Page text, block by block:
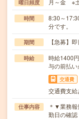
曜日頻度 月～金 ※
時間
8:30～
分です。
期間 【急募】
時給
時給1400
与の前払
交通費
交通費支給
仕事内容
＊▼業務報
勤日の確